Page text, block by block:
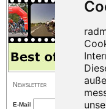
Newsletter
E-Mail